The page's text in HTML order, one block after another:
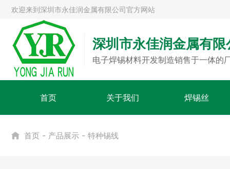
欢迎来到深圳市永佳润金属有限公司官方网站
深圳市永佳润金属有限
电子焊锡材料开发制造销售于一体的
首页 关于我们 焊锡丝
首页 - 产品展示 - 特种锡线